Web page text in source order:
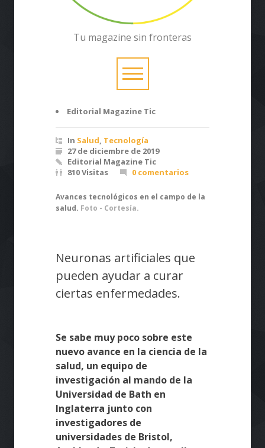
Tu magazine sin fronteras
Editorial Magazine Tic
In Salud, Tecnología
27 de diciembre de 2019
Editorial Magazine Tic
810 Visitas
0 comentarios
Avances tecnológicos en el campo de la
salud. Foto - Cortesía.
Neuronas artificiales que
pueden ayudar a curar
ciertas enfermedades.
Se sabe muy poco sobre este
nuevo avance en la ciencia de la
salud, un equipo de
investigación al mando de la
Universidad de Bath en
Inglaterra junto con
investigadores de
universidades de Bristol,